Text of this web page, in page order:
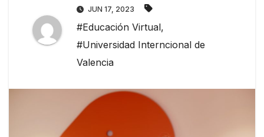
JUN 17, 2023
#Educación Virtual,
#Universidad Interncional de
Valencia